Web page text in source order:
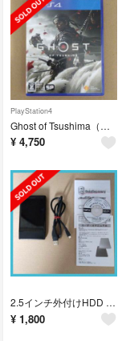
PlayStation4
Ghost of Tsushima（ゴースト・オブ・ツシマ） PS4
¥ 4,750
2.5インチ外付けHDD 500GB USB2.0
¥ 1,800